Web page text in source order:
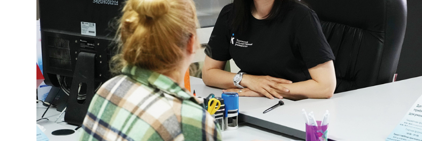
obtenus dans l’année d’admission et (ou) dans les 4 ans précédant l’année d’admission.
Les résultats du niveau de mathématiques de base ne sont pas pris en compte.
Comme les réalisations individuelles sont prises en compte: possession d’un certificat
ou diplôme de l’enseignement secondaire spécialisé avec mention, participation à des
compétitions sportives (insigne de GTO, classe sportive), activités bénévoles,
participation aux olympiades, compétitions scientifiques et créatives.
La répartition des quotas pour l’entrée des citoyens étrangers est gérée par
Rossotroudnitchestvoà travers les représentations à l’étranger. Les citoyens des
républiques de Biélorussie, du Kazakhstan, du Kirghizistan et du Tadjikistan peuvent
entrer dans les places budgétaires des universités russes dans les mêmes conditions
que les citoyens de la Russie.